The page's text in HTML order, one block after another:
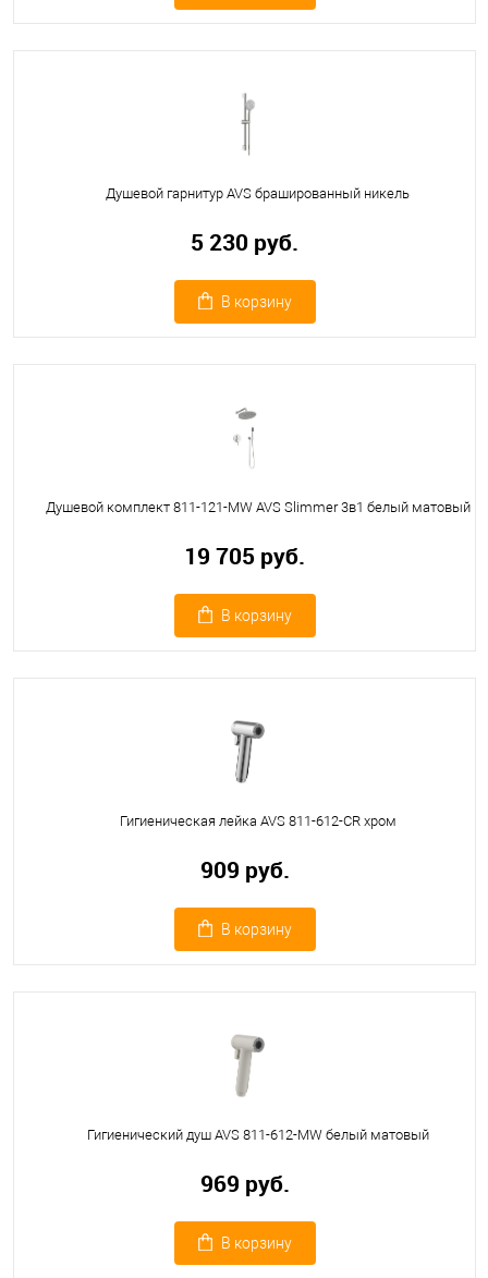
Душевой гарнитур AVS брашированный никель
5 230 руб.
В корзину
Душевой комплект 811-121-MW AVS Slimmer 3в1 белый матовый
19 705 руб.
В корзину
Гигиеническая лейка AVS 811-612-CR хром
909 руб.
В корзину
Гигиенический душ AVS 811-612-MW белый матовый
969 руб.
В корзину